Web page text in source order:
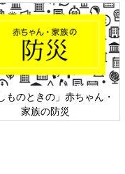
できる経験が積める
語発達につながります。
齢のうちは「さ行」の発
夫です。しにくい発音
いった、全体的な言葉
げることが大切です。
ものときの」赤ちゃん・
家族の防災